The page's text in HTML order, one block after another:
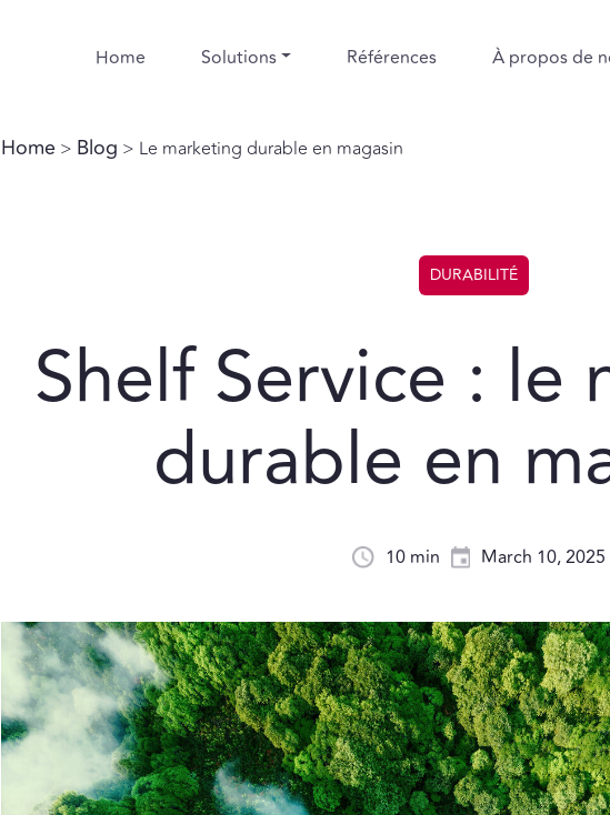
Home Solutions Références À propos de
Home > Blog > Le marketing durable en magasin
DURABILITÉ
Shelf Service : le
durable en
10 min March 10, 2025